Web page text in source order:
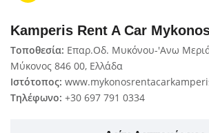
Kamperis Rent A Car
Τοποθεσία: Επαρ.Οδ. Μυκόνου-'Ανω
Μύκονος 846 00, Ελλάδα
Ιστότοπος:
Τηλέφωνο: +30 697 791 0334